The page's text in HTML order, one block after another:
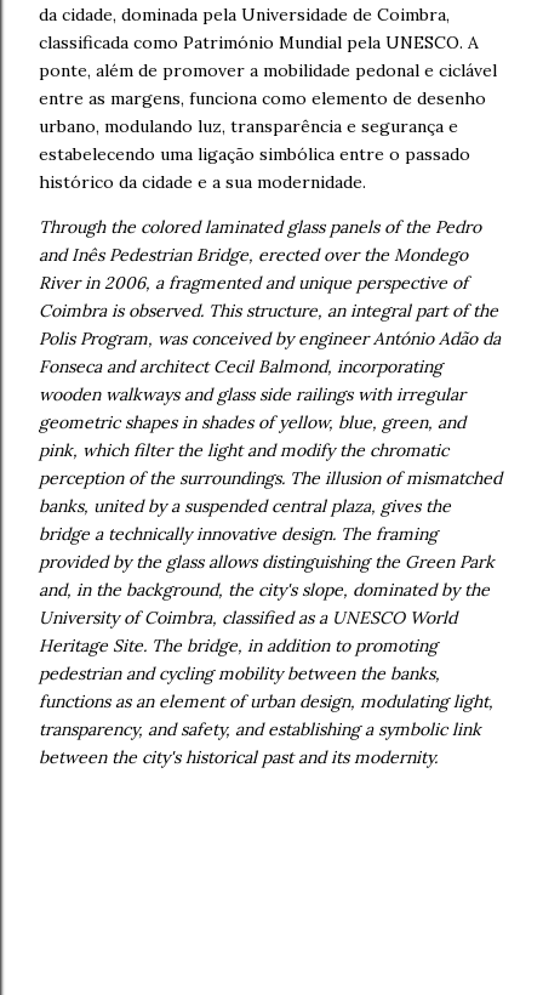
da cidade, dominada pela Universidade de Coimbra,
classificada como Património Mundial pela UNESCO. A
ponte, além de promover a mobilidade pedonal e ciclável
entre as margens, funciona como elemento de desenho
urbano, modulando luz, transparência e segurança e
estabelecendo uma ligação simbólica entre o passado
histórico da cidade e a sua modernidade.
Through the colored laminated glass panels of the Pedro
and Inês Pedestrian Bridge, erected over the Mondego
River in 2006, a fragmented and unique perspective of
Coimbra is observed. This structure, an integral part of the
Polis Program, was conceived by engineer António Adão da
Fonseca and architect Cecil Balmond, incorporating
wooden walkways and glass side railings with irregular
geometric shapes in shades of yellow, blue, green, and
pink, which filter the light and modify the chromatic
perception of the surroundings. The illusion of mismatched
banks, united by a suspended central plaza, gives the
bridge a technically innovative design. The framing
provided by the glass allows distinguishing the Green Park
and, in the background, the city's slope, dominated by the
University of Coimbra, classified as a UNESCO World
Heritage Site. The bridge, in addition to promoting
pedestrian and cycling mobility between the banks,
functions as an element of urban design, modulating light,
transparency, and safety, and establishing a symbolic link
between the city's historical past and its modernity.